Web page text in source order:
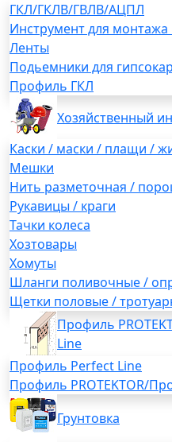
ГКЛ/ГКЛВ/ГВЛВ/АЦПЛ
Инструмент для
Ленты
Подьемники для
Профиль ГКЛ
Хозяйственный
Каски / маски / плащи /
Мешки
Нить разметочная /
Рукавицы / краги
Тачки колеса
Хозтовары
Хомуты
Шланги поливочные /
Щетки половые /
Профиль
Line
Профиль Perfect Line
Профиль PROTEKTOR/
Грунтовка